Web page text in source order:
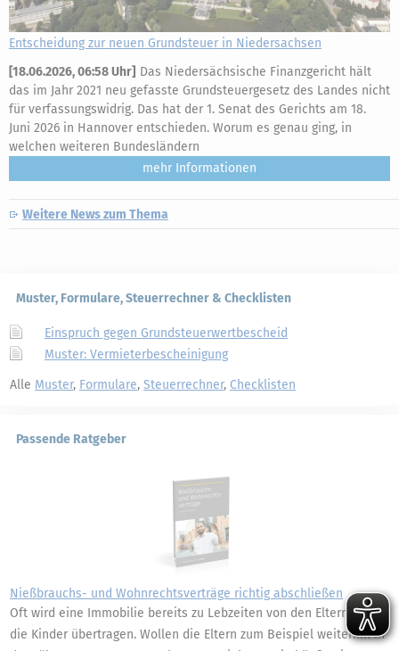
Entscheidung zur neuen Grundsteuer in Niedersachsen
[18.06.2026, 06:58 Uhr] Das Niedersächsische Finanzgericht hält
das im Jahr 2021 neu gefasste Grundsteuergesetz des Landes nicht
für verfassungswidrig. Das hat der 1. Senat des Gerichts am 18.
Juni 2026 in Hannover entschieden. Worum es genau ging, in
welchen weiteren Bundesländern
mehr
Weitere News zum Thema
Muster, Formulare, Steuerrechner & Checklisten
Einspruch gegen Grundsteuerwertbescheid
Muster: Vermieterbescheinigung
Alle Muster, Formulare, Steuerrechner, Checklisten
Passende Ratgeber
Nießbrauchs- und Wohnrechtsverträge richtig abschließen
Oft wird eine Immobilie bereits zu Lebzeiten von den Eltern auf
die Kinder übertragen. Wollen die Eltern zum Beispiel weiterhin in